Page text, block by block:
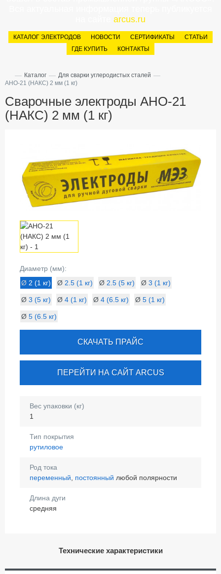
arcus.ru
КАТАЛОГ ЭЛЕКТРОДОВ НОВОСТИ СЕРТИФИКАТЫ
СТАТЬИ
ГДЕ КУПИТЬ
КОНТАКТЫ
— Каталог — Для сварки углеродистых сталей —
АНО-21 (НАКС) 2 мм (1 кг)
Сварочные электроды АНО-21
(НАКС) 2 мм (1 кг)
Диаметр (мм):
Ø 2 (1 кг) Ø 2.5 (1 кг) Ø 2.5 (5 кг) Ø 3 (1 кг)
Ø 3 (5 кг) Ø 4 (1 кг) Ø 4 (6.5 кг) Ø 5 (1 кг)
Ø 5 (6.5 кг)
СКАЧАТЬ ПРАЙС
ПЕРЕЙТИ НА САЙТ ARCUS
Вес упаковки (кг)
1
Тип покрытия
рутиловое
Род тока
переменный
постоянный любой полярности
Длина дуги
средняя
Технические характеристики